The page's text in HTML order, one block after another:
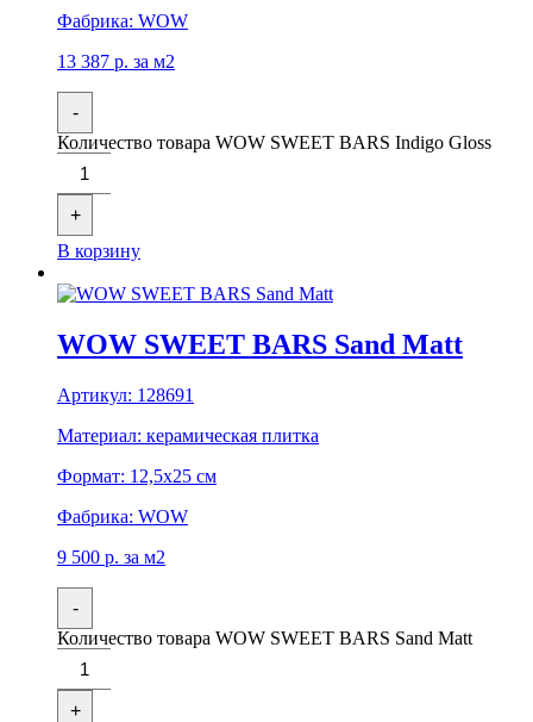
Фабрика: WOW
13 387 р. за м2
-
Количество товара WOW SWEET BARS Indigo Gloss
+
В корзину
WOW SWEET BARS Sand Matt
Артикул: 128691
Материал: керамическая плитка
Формат: 12,5x25 см
Фабрика: WOW
9 500 р. за м2
-
Количество товара WOW SWEET BARS Sand Matt
+